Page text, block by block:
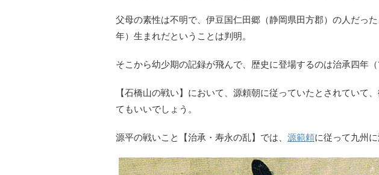
父母の素性は不明で、伊豆国仁田郷（静岡県田方郡）の人だっ
年）生まれだということは判明。
そこから幼少期の記録が飛んで、歴史に登場するのは治承四年（
【石橋山の戦い】において、源頼朝に従っていたとされていて
てもいいでしょう。
源平の戦いこと【治承・寿永の乱】では、 源範頼に従って九州に